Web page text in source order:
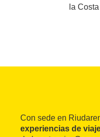
la
Con sede en
experiencias de